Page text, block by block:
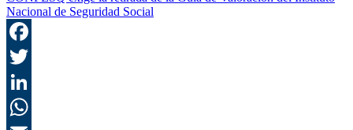
Nacional de Seguridad Social